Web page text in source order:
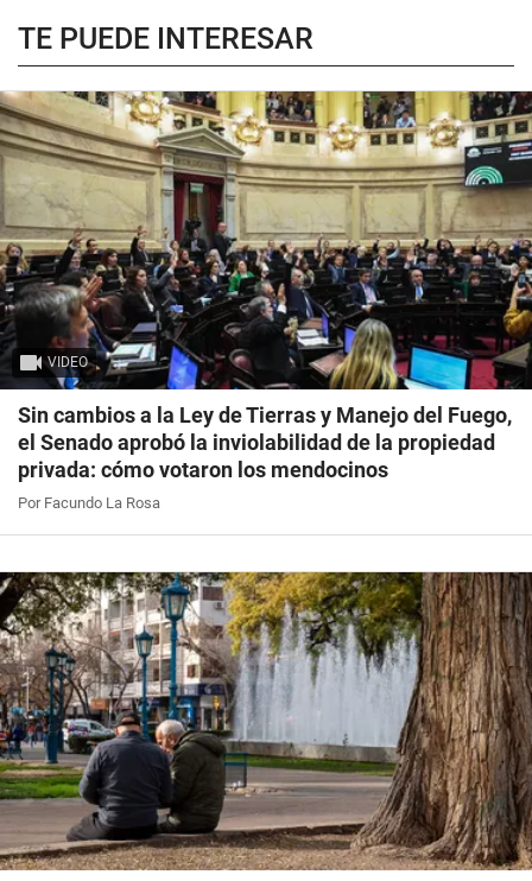
TE PUEDE INTERESAR
VIDEO
Sin cambios a la Ley de Tierras y Manejo del Fuego,
el Senado aprobó la inviolabilidad de la propiedad
privada: cómo votaron los mendocinos
Por Facundo La Rosa